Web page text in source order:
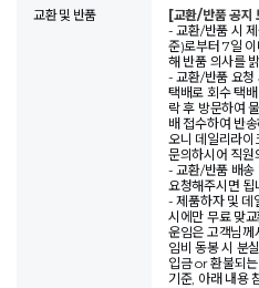
교환 및 반품
[교환/반품 공지
- 교환/반품 시
준)로부터 7일 이
해 반품 의사를
- 교환/반품 요청
택배로 회수 택
락 후 방문하여
배 접수하여 반
오니 데일리라이
문의하시어 직원
- 교환/반품 배송
요청해주시면 됩
- 제품하자 및 데
시에만 무료 맞
운임은 고객님께
임비 동봉 시 분
입금 or 환불되
기준, 아래 내용